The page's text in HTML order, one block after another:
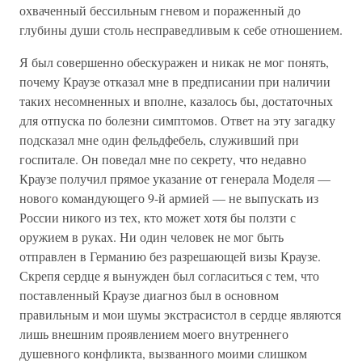
охваченный бессильным гневом и пораженный до
глубины души столь несправедливым к себе отношением.
Я был совершенно обескуражен и никак не мог понять,
почему Краузе отказал мне в предписании при наличии
таких несомненных и вполне, казалось бы, достаточных
для отпуска по болезни симптомов. Ответ на эту загадку
подсказал мне один фельдфебель, служивший при
госпитале. Он поведал мне по секрету, что недавно
Краузе получил прямое указание от генерала Моделя —
нового командующего 9-й армией — не выпускать из
России никого из тех, кто может хотя бы ползти с
оружием в руках. Ни один человек не мог быть
отправлен в Германию без разрешающей визы Краузе.
Скрепя сердце я вынужден был согласиться с тем, что
поставленный Краузе диагноз был в основном
правильным и мои шумы экстрасистол в сердце являются
лишь внешним проявлением моего внутреннего
душевного конфликта, вызванного моими слишком